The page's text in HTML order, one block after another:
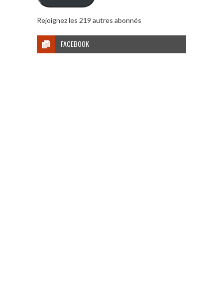
Rejoignez les 219 autres abonnés
FACEBOOK